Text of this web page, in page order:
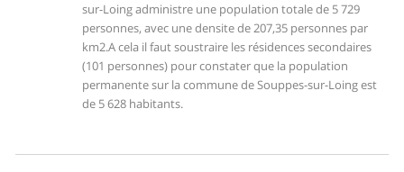
sur-Loing administre une population totale de 5 729
personnes, avec une densite de 207,35 personnes par
km2.A cela il faut soustraire les résidences secondaires
(101 personnes) pour constater que la population
permanente sur la commune de Souppes-sur-Loing est
de 5 628 habitants.